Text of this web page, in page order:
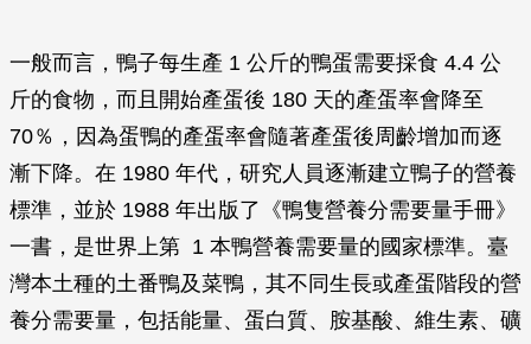
一般而言，鴨子每生產 1 公斤的鴨蛋需要採食 4.4 公
斤的食物，而且開始產蛋後 180 天的產蛋率會降至
70％，因為蛋鴨的產蛋率會隨著產蛋後周齡增加而逐
漸下降。在 1980 年代，研究人員逐漸建立鴨子的營養
標準，並於 1988 年出版了《鴨隻營養分需要量手冊》
一書，是世界上第 1 本鴨營養需要量的國家標準。臺
灣本土種的土番鴨及菜鴨，其不同生長或產蛋階段的營
養分需要量，包括能量、蛋白質、胺基酸、維生素、礦